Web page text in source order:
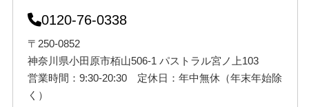
0120-76-0338
〒250-0852
神奈川県小田原市栢山506-1 パストラル宮ノ上103
営業時間：9:30-20:30 定休日：年中無休（年末年始除
く）